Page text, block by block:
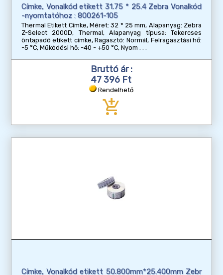
Címke, Vonalkód etikett 31.75 * 25.4 Zebra Vonalkód
-nyomtatóhoz : 800261-105
Thermal Etikett Címke, Méret: 32 * 25 mm, Alapanyag: Zebra
Z-Select 2000D, Thermal, Alapanyag típusa: Tekercses
öntapadó etikett címke, Ragasztó: Normál, Felragasztási hő:
-5 °C, Működési hő: -40 - +50 °C, Nyom
Bruttó ár :
47 396 Ft
Rendelhető
add_shopping_cart
Címke, Vonalkód etikett 50.800mm*25.400mm Zebr